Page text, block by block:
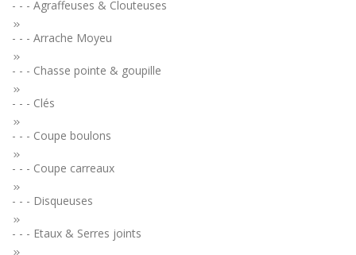
- - - Agraffeuses & Clouteuses
- - - Arrache Moyeu
- - - Chasse pointe & goupille
- - - Clés
- - - Coupe boulons
- - - Coupe carreaux
- - - Disqueuses
- - - Etaux & Serres joints